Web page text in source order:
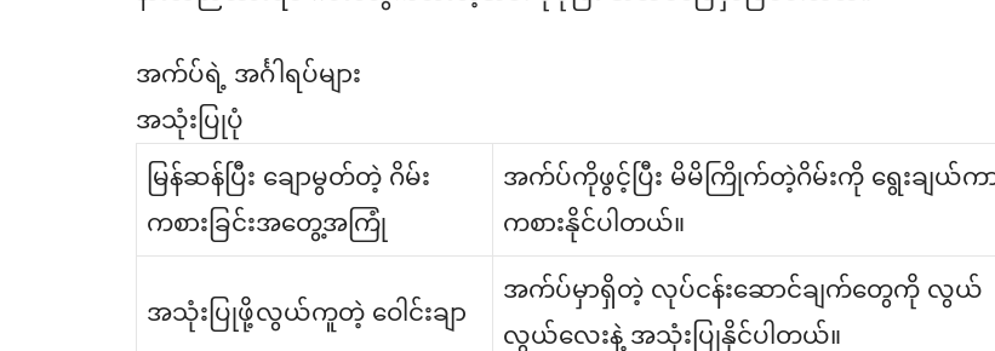
အက်ပ်ရဲ့ အင်္ဂါရပ်များ
အသုံးပြုပုံ
မြန်ဆန်ပြီး ချောမွတ်တဲ့ ဂိမ်း
ကစားခြင်းအတွေ့အကြုံ
အက်ပ်ကိုဖွင့်ပြီး မိမိကြိုက်တဲ့ဂိမ်းကို ရွေးချယ်က
ကစားနိုင်ပါတယ်။
အသုံးပြုဖို့လွယ်ကူတဲ့ ဝေါင်းချာ
အက်ပ်မှာရှိတဲ့ လုပ်ငန်းဆောင်ချက်တွေကို လွယ်
လွယ်လေးနဲ့ အသုံးပြုနိုင်ပါတယ်။